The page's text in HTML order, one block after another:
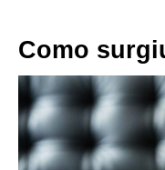
Como